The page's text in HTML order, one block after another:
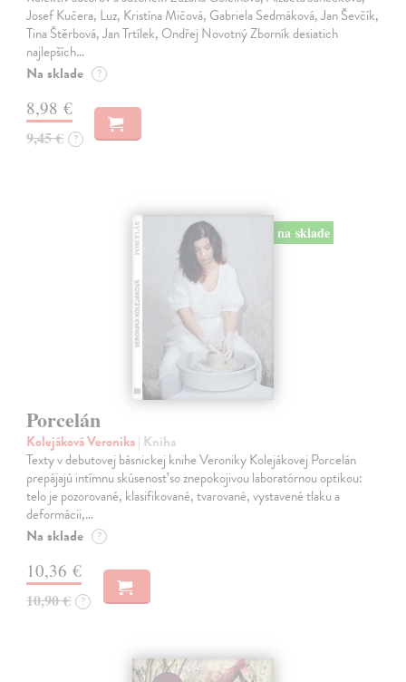
Josef Kučera, Luz, Kristína Mičová, Gabriela Sedmáková, Jan Ševčík,
Tina Štěrbová, Jan Trtílek, Ondřej Novotný Zborník desiatich
najlepších…
Na sklade ?
8,98 €
9,45 € ?
na sklade
Porcelán
Kolejáková Veronika| Kniha
Texty v debutovej básnickej knihe Veroniky Kolejákovej Porcelán
prepájajú intímnu skúsenosť so znepokojivou laboratórnou optikou:
telo je pozorované, klasifikované, tvarované, vystavené tlaku a
deformácii,…
Na sklade ?
10,36 €
10,90 € ?